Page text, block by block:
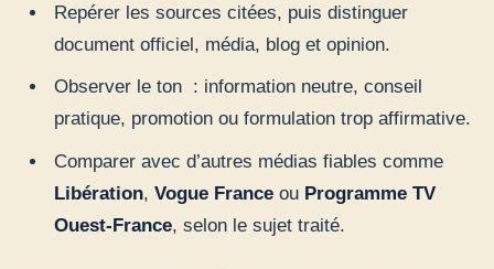
Repérer les sources citées, puis distinguer
document officiel, média, blog et opinion.
Observer le ton : information neutre, conseil
pratique, promotion ou formulation trop affirmative.
Comparer avec d’autres médias fiables comme
Libération, Vogue Franceou Programme TV
Ouest-France, selon le sujet traité.